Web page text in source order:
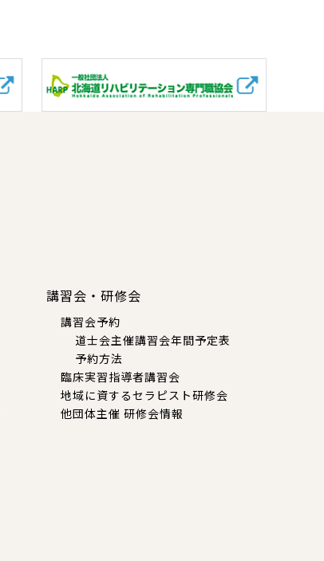
講習会・研修会
講習会予約
道士会主催講習会年間予定表
予約方法
臨床実習指導者講習会
地域に資するセラピスト研修会
他団体主催 研修会情報